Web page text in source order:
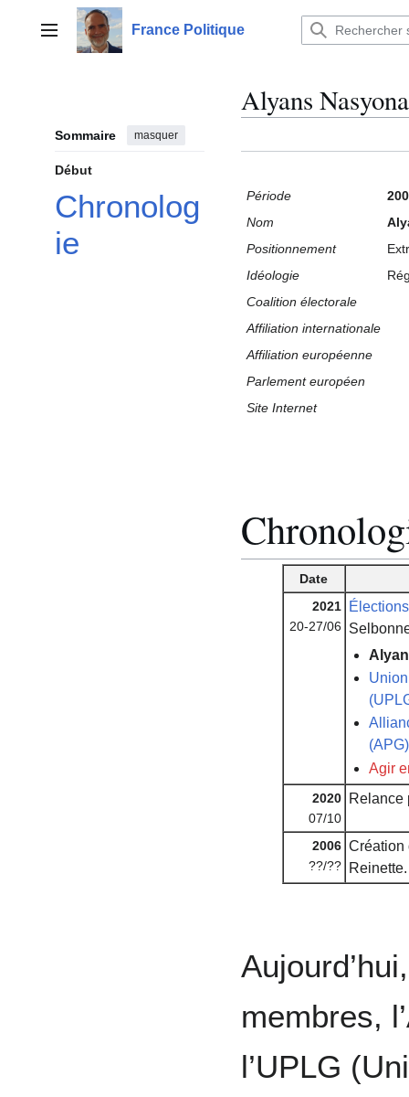
contenuMenu principalFrance Politique
Sommaire masquer
Début
Chronolog
ie
Alyans
Période
Nom
Positionnement
Idéologie
Coalition électorale
Affiliation internationale
Affiliation européenne
Parlement européen
Site Internet
Date
2021
20-27/06
(APG)
Agir
2020
07/10
Relance
2006
??/??
Création
Reinette.
membres,
l’UPLG